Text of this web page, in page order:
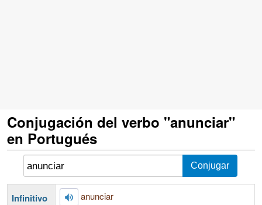
Conjugación del verbo "anunciar"
en Portugués
Infinitivo anunciar